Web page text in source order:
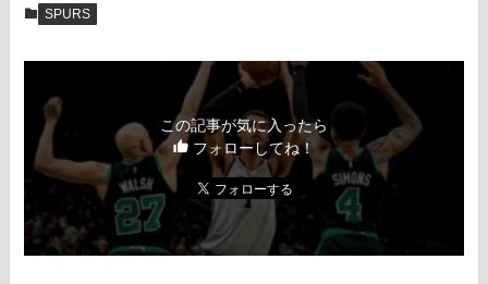
SPURS
この記事が気に入ったら
フォローしてね！